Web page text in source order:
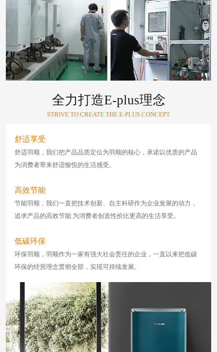
全力打造E-plus理念
STRIVE TO CREATE THE E-PLUS CONCEPT
舒适享受
舒适羽顺，我们把产品品质定位为羽顺的核心，承诺以优质的产品
为消费者带来舒适愉悦的生活感受。
高效节能
节能羽顺，我们一直把技术创新、自主科研作为企业发展的动力，
追求产品的高效节能.为消费者创造性价比更高的生活享受。
低碳环保
环保羽顺，羽顺作为一家有强大社会责任的企业，一直以来把低碳
环保的经营理念贯彻全部，实现可持续发展。